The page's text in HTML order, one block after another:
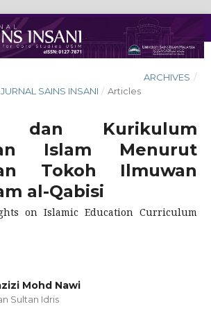
ARCHIVES /
SAINS INSANI / Articles
dan Kurikulum
Islam Menurut
Tokoh Ilmuwan
al-Qabisi
on Islamic Education Curriculum
Mohd Nawi
Sultan Idris